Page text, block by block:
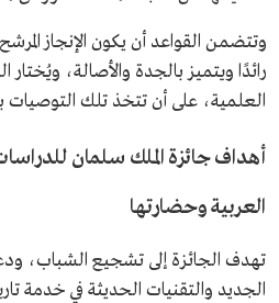
وتتضمن القواعد أن يكون الإنجاز
رائدًا ويتميز بالجدة والأصالة،
العلمية، على أن تتخذ تلك التوصيات
أهداف جائزة الملك سلمان
العربية وحضارتها
تهدف الجائزة إلى تشجيع الشباب،
الجديد والتقنيات الحديثة في خدمة